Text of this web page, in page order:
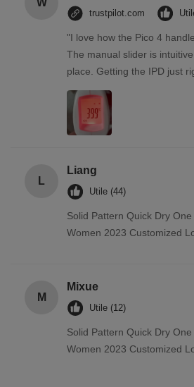
trustpilot.com
"I love how the Pico 4
The manual slider is
place. Getting the IPD just
L
Liang
Utile (44)
Solid Pattern Quick Dry
Women 2023 Customized
M
Mixue
Utile (12)
Solid Pattern Quick Dry
Women 2023 Customized